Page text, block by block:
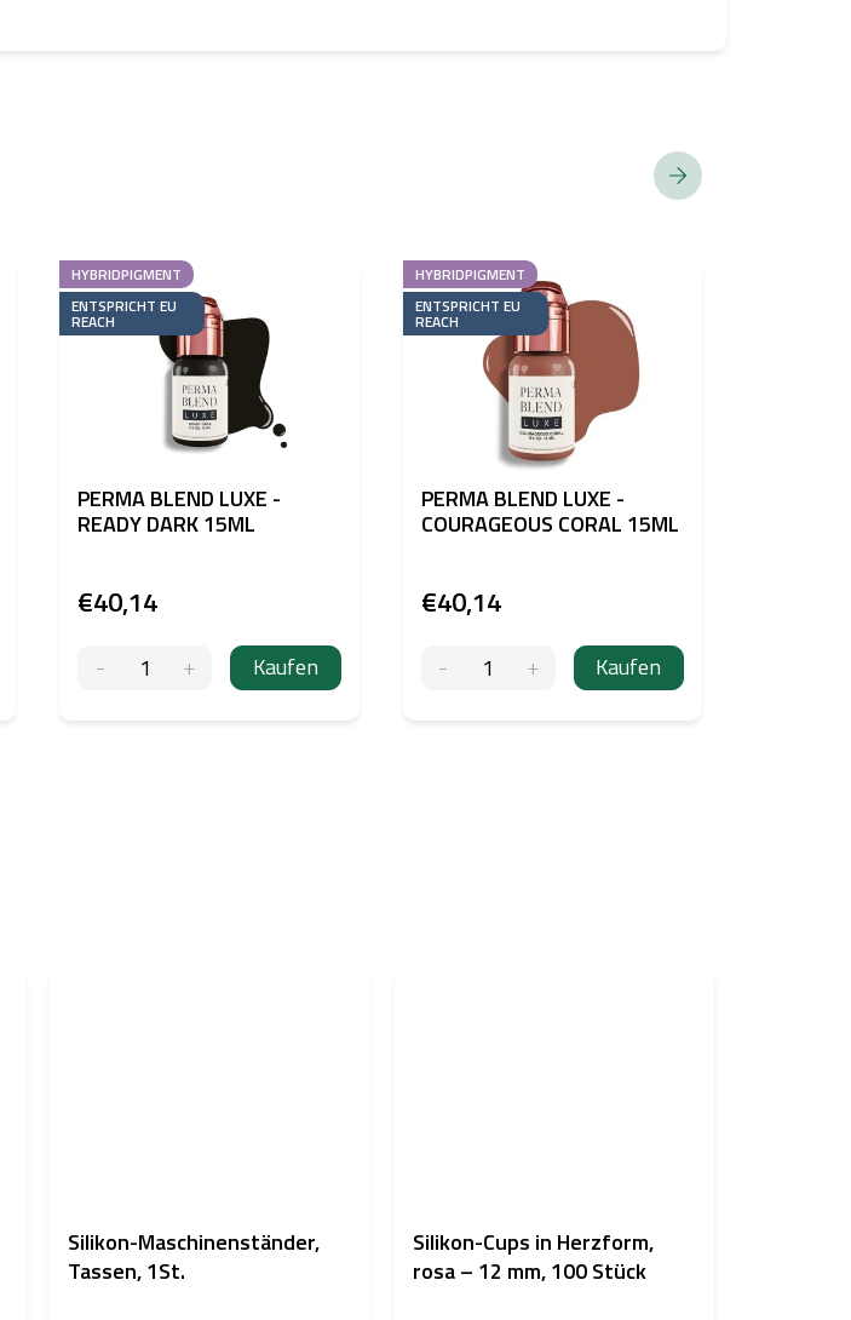
Silikon-Maschinenständer,
Tassen, 1St.
Silikon-Cups in Herzform,
rosa – 12 mm, 100 Stück
HYBRIDPIGMENT
ENTSPRICHT EU
REACH
PERMA BLEND LUXE -
READY DARK 15ML
€40,14
Kaufen
HYBRIDPIGMENT
ENTSPRICHT EU
REACH
PERMA BLEND LUXE -
COURAGEOUS CORAL 15ML
€40,14
Kaufen